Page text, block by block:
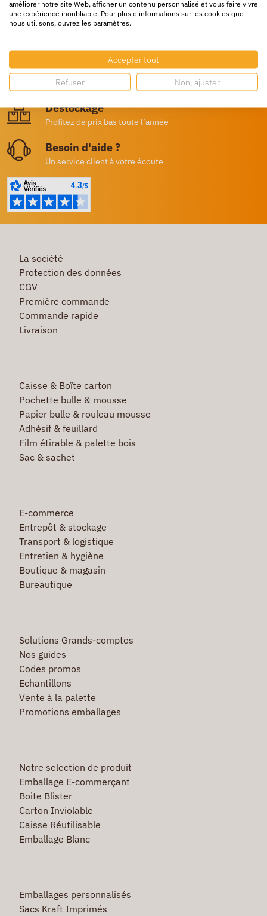
Livraison rapide
Livraison gratuite
Dès 250€ HT d’achat
Destockage
Profitez de prix bas toute l’année
Besoin d'aide ?
Un service client à votre écoute
La société
Protection des données
CGV
Première commande
Commande rapide
Livraison
Caisse & Boîte carton
Pochette bulle & mousse
Papier bulle & rouleau mousse
Adhésif & feuillard
Film étirable & palette bois
Sac & sachet
E-commerce
Entrepôt & stockage
Transport & logistique
Entretien & hygiène
Boutique & magasin
Bureautique
Solutions Grands-comptes
Nos guides
Codes promos
Echantillons
Vente à la palette
Promotions emballages
Notre selection de produit
Emballage E-commerçant
Boite Blister
Carton Inviolable
Caisse Réutilisable
Emballage Blanc
Emballages personnalisés
Sacs Kraft Imprimés
améliorer notre site Web, afficher un contenu personnalisé et vous faire vivre
une expérience inoubliable. Pour plus d'informations sur les cookies que
nous utilisons, ouvrez les paramètres.
Accepter tout
Refuser Non, ajuster